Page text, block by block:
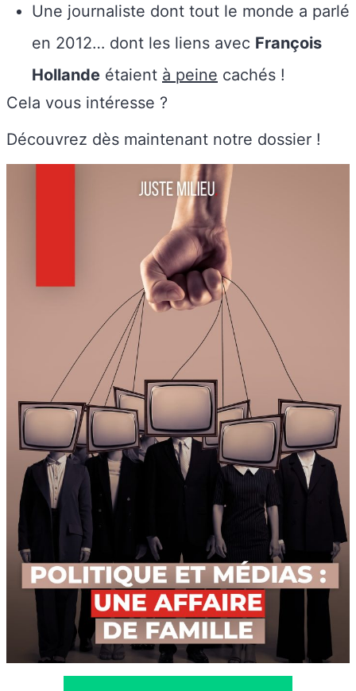
Une journaliste dont tout le monde a parlé
en 2012… dont les liens avec François
Hollande étaient à peine cachés !
Cela vous intéresse ?
Découvrez dès maintenant notre dossier !